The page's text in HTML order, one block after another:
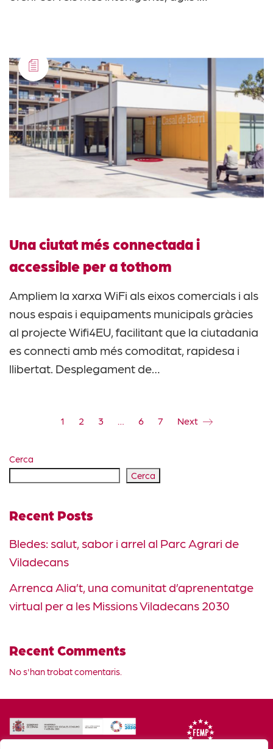
Una ciutat més connectada i
accessible per a tothom
Ampliem la xarxa WiFi als eixos comercials i als
nous espais i equipaments municipals gràcies
al projecte Wifi4EU, facilitant que la ciutadania
es connecti amb més comoditat, rapidesa i
llibertat. Desplegament de…
1 2 3 6 7 Next
Cerca
Cerca
Recent Posts
Bledes: salut, sabor i arrel al Parc Agrari de
Viladecans
Arrenca Alia’t, una comunitat d’aprenentatge
virtual per a les Missions Viladecans 2030
Recent Comments
No s'han trobat comentaris.